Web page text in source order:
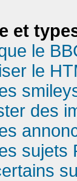
et
le
le
des
sujets